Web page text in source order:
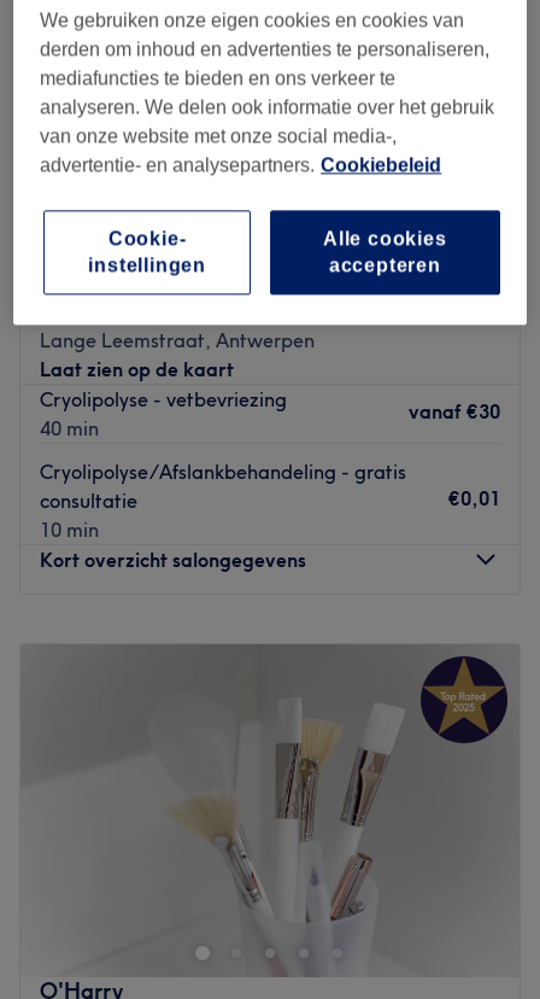
Deluxe Laserontharing
Lange Leemstraat, Antwerpen
Laat zien op de kaart
Cryolipolyse - vetbevriezing
40 min
vanaf €30
Cryolipolyse/Afslankbehandeling - gratis
consultatie
10 min
€0,01
Kort overzicht salongegevens
19:00
20:00
16:15 –20:00
12:15
20:00
10:00
10:00
Zeg scheren en waxen gedag, want bij ontharingssalon
Deluxe Laserontharing in Antwerpen kan je terecht voor
permanente laserontharing met de SHR-laser. Deze
lasermethode zorgt ervoor dat de behandelingen vrijwel
pijnloos zijn en dat elke haar-en huidtype behandeld kan
O'Harry
We gebruiken onze eigen cookies en cookies van
derden om inhoud en advertenties te personaliseren,
mediafuncties te bieden en ons verkeer te
analyseren. We delen ook informatie over het gebruik
van onze website met onze social media-,
advertentie- en analysepartners. Cookiebeleid
Alle cookies
accepteren
Cookie-
instellingen